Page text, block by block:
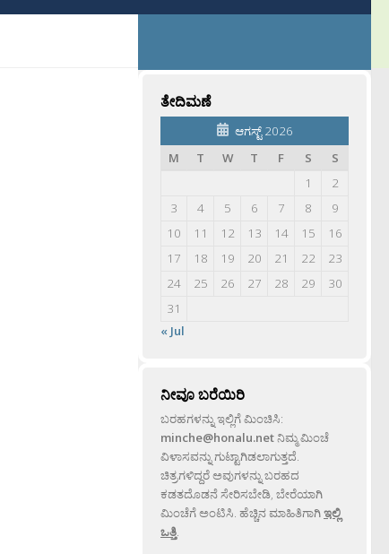
ತೇದಿಮಣೆ
ಆಗಸ್ಟ್ 2026
M
T W T F S
S
1
2
3
4 5 6 7 8
9
10
11 12 13 14 15
16
17
18 19 20 21 22
23
24
25 26 27 28 29
30
31
« Jul
ನೀವೂ ಬರೆಯಿರಿ
ಬರಹಗಳನ್ನು ಇಲ್ಲಿಗೆ ಮಿಂಚಿಸಿ:
minche@honalu.netನಿಮ್ಮ ಮಿಂಚೆ
ವಿಳಾಸವನ್ನು ಗುಟ್ಟಾಗಿಡಲಾಗುತ್ತದೆ.
ಚಿತ್ರಗಳಿದ್ದರೆ ಅವುಗಳನ್ನು ಬರಹದ
ಕಡತದೊಡನೆ ಸೇರಿಸಬೇಡಿ, ಬೇರೆಯಾಗಿ
ಮಿಂಚೆಗೆ ಅಂಟಿಸಿ. ಹೆಚ್ಚಿನ ಮಾಹಿತಿಗಾಗಿಇಲ್ಲಿ
ಒತ್ತಿ.